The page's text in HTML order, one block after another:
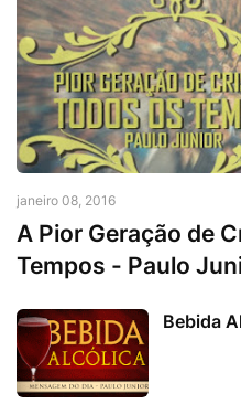
janeiro 08, 2016
A Pior Geração de
Tempos - Paulo
Bebida